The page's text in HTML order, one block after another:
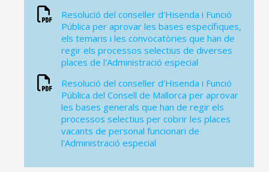
Resolució del conseller d'Hisenda i Funció
Pública per aprovar les bases específiques,
els temaris i les convocatòries que han de
regir els processos selectius de diverses
places de l'Administració especial
Resolució del conseller d'Hisenda i Funció
Pública del Consell de Mallorca per aprovar
les bases generals que han de regir els
processos selectius per cobrir les places
vacants de personal funcionari de
l'Administració especial